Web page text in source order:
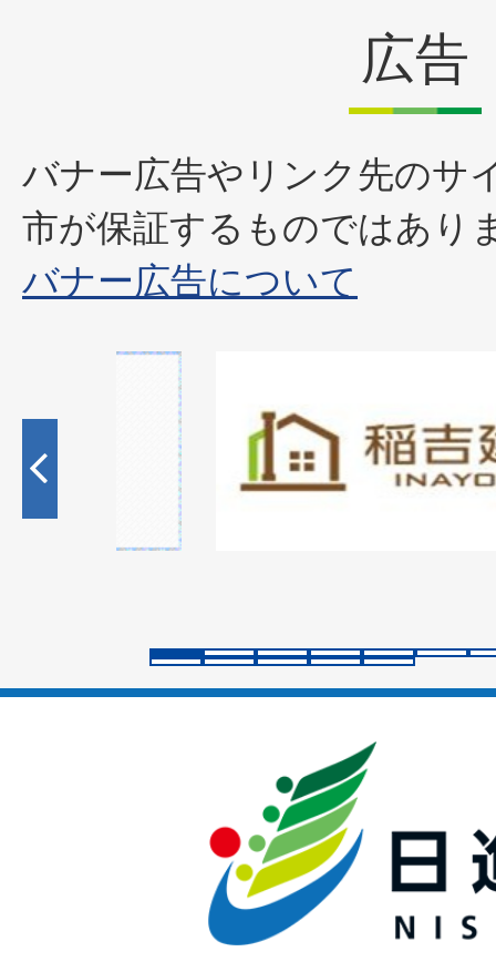
広告
バナー広告やリンク先のサ
市が保証するものではあり
バナー広告について
枚
目
の
ラ
イ